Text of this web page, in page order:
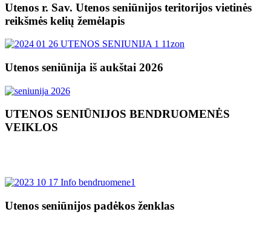
Utenos r. Sav. Utenos seniūnijos teritorijos vietinės
reikšmės kelių žemėlapis
Utenos seniūnija iš aukštai 2026
UTENOS SENIŪNIJOS BENDRUOMENĖS
VEIKLOS
Utenos seniūnijos padėkos ženklas